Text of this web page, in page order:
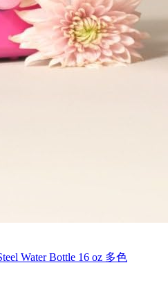
Water Bottle 16 oz 多色